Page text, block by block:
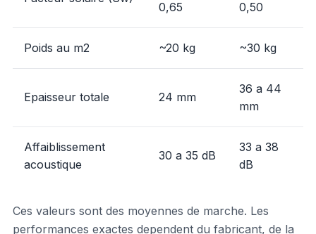
0,65
0,50
Poids au m2 ~20 kg ~30 kg
Epaisseur totale 24 mm
36 a 44
mm
Affaiblissement
acoustique
30 a 35 dB
33 a 38
dB
Ces valeurs sont des moyennes de marche. Les
performances exactes dependent du fabricant, de la